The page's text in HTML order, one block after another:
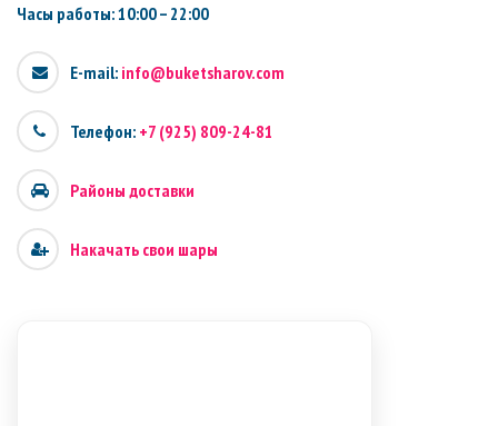
Часы работы: 10:00 – 22:00
E-mail: info@buketsharov.com
Телефон: +7 (925) 809-24-81
Районы доставки
Накачать свои шары